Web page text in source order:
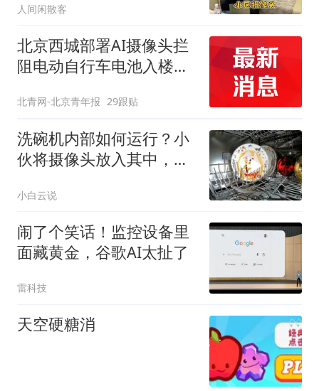
人间闲散客
北京西城部署AI摄像头拦
阻电动自行车电池入楼，
北青网-北京青年报 29跟贴
洗碗机内部如何运行？小
伙将摄像头放入其中，看
小白云说
闹了个笑话！监控设备里
面藏黄金，谷歌AI太扯了
雷科技
天空硬糖消